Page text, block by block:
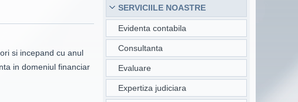
si incepand cu anul
in domeniul financiar
SERVICIILE NOASTRE
Evidenta contabila
Consultanta
Evaluare
Expertiza judiciara